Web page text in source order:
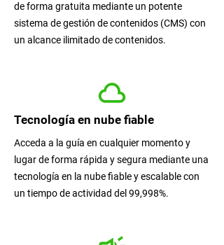
de forma gratuita mediante un potente
sistema de gestión de contenidos (CMS) con
un alcance ilimitado de contenidos.
Tecnología en nube fiable
Acceda a la guía en cualquier momento y
lugar de forma rápida y segura mediante una
tecnología en la nube fiable y escalable con
un tiempo de actividad del 99,998%.